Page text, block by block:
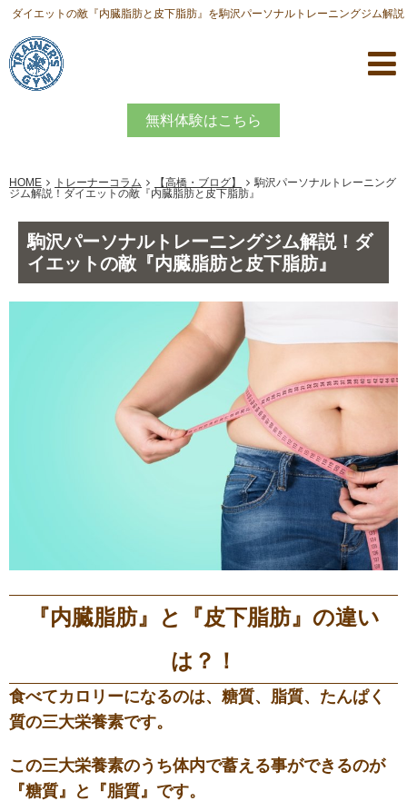
ダイエットの敵『内臓脂肪と皮下脂肪』を駒沢パーソナルトレーニングジム解説
無料体験はこちら
HOME トレーナーコラム 【高橋・ブログ】
駒沢パーソナルトレーニング
ジム解説！ダイエットの敵『内臓脂肪と皮下脂肪』
駒沢パーソナルトレーニングジム解説！ダ
イエットの敵『内臓脂肪と皮下脂肪』
『内臓脂肪』と『皮下脂肪』の違い
は？！
食べてカロリーになるのは、糖質、脂質、たんぱく
質の三大栄養素です。
この三大栄養素のうち体内で蓄える事ができるのが
『糖質』と『脂質』です。